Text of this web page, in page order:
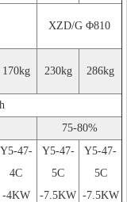
XZD/G Φ810
170kg 230kg 286kg
75-80%
Y5-47-
4C
-4KW
Y5-47-
5C
-7.5KW
Y5-47-
5C
-7.5KW